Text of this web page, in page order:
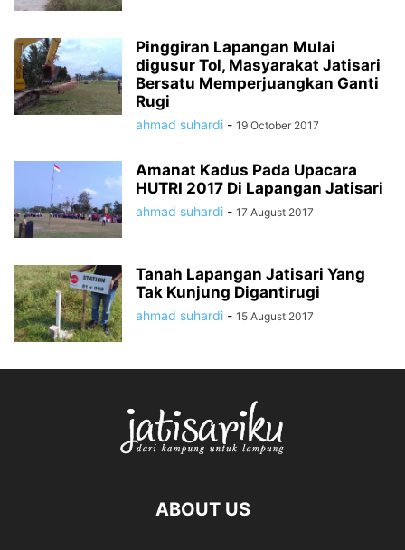
Pinggiran Lapangan Mulai
digusur Tol, Masyarakat Jatisari
Bersatu Memperjuangkan Ganti
Rugi
ahmad suhardi - 19 October 2017
Amanat Kadus Pada Upacara
HUTRI 2017 Di Lapangan Jatisari
ahmad suhardi - 17 August 2017
Tanah Lapangan Jatisari Yang
Tak Kunjung Digantirugi
ahmad suhardi - 15 August 2017
ABOUT US